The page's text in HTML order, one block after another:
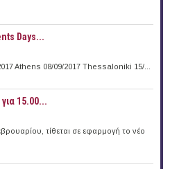
Days...
Athens 08/09/2017 Thessaloniki 15/...
15.00...
τίθεται σε εφαρμογή το νέο